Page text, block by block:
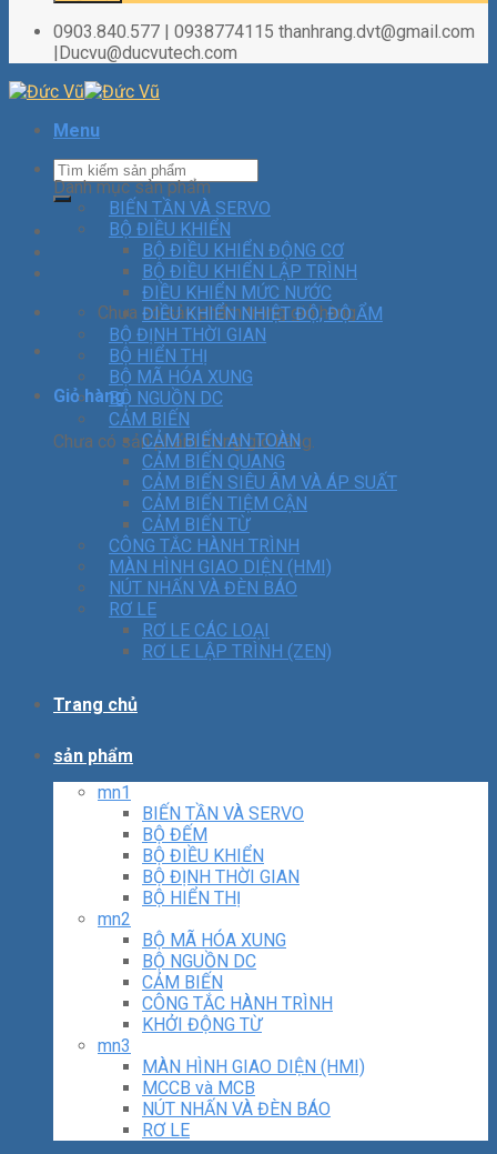
0903.840.577 | 0938774115 thanhrang.dvt@gmail.com
|Ducvu@ducvutech.com
Menu
Chưa có sản phẩm trong giỏ hàng.
Giỏ hàng
Chưa có sản phẩm trong giỏ hàng.
Danh mục sản phẩm
BIẾN TẦN VÀ SERVO
BỘ ĐIỀU KHIỂN
BỘ ĐIỀU KHIỂN ĐỘNG CƠ
BỘ ĐIỀU KHIỂN LẬP TRÌNH
ĐIỀU KHIỂN MỨC NƯỚC
ĐIỀU KHIỂN NHIỆT ĐỘ, ĐỘ ẨM
BỘ ĐỊNH THỜI GIAN
BỘ HIỂN THỊ
BỘ MÃ HÓA XUNG
BỘ NGUỒN DC
CẢM BIẾN
CẢM BIẾN AN TOÀN
CẢM BIẾN QUANG
CẢM BIẾN SIÊU ÂM VÀ ÁP SUẤT
CẢM BIẾN TIỆM CẬN
CẢM BIẾN TỪ
CÔNG TẮC HÀNH TRÌNH
MÀN HÌNH GIAO DIỆN (HMI)
NÚT NHẤN VÀ ĐÈN BÁO
RƠ LE
RƠ LE CÁC LOẠI
RƠ LE LẬP TRÌNH (ZEN)
Trang chủ
sản phẩm
mn1
BIẾN TẦN VÀ SERVO
BỘ ĐẾM
BỘ ĐIỀU KHIỂN
BỘ ĐỊNH THỜI GIAN
BỘ HIỂN THỊ
mn2
BỘ MÃ HÓA XUNG
BỘ NGUỒN DC
CẢM BIẾN
CÔNG TẮC HÀNH TRÌNH
KHỞI ĐỘNG TỪ
mn3
MÀN HÌNH GIAO DIỆN (HMI)
MCCB và MCB
NÚT NHẤN VÀ ĐÈN BÁO
RƠ LE